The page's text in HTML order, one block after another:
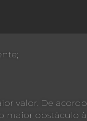
valor. De acordo
maior obstáculo à